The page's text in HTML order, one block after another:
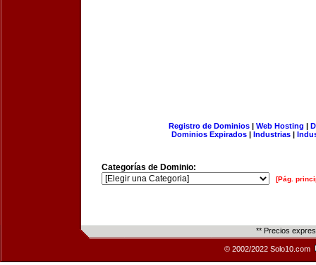
Registro de Dominios| Web Hosting |
Dominios Expirados | Industrias |
Categorías de Dominio:
[Pág.
** Precios
© 2002/2022 Solo10.com